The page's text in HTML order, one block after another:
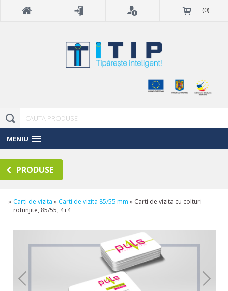
(0)
MENIU
PRODUSE
» Carti de vizita » Carti de vizita 85/55 mm » Carti de vizita cu colturi
rotunjite, 85/55, 4+4